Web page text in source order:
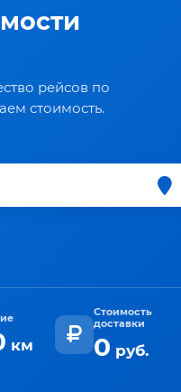
рейсов по
стоимость.
км
Стоимость
доставки
0 руб.